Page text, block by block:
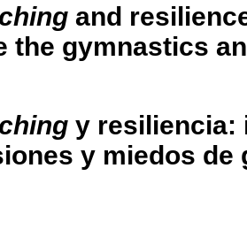
and
the gymnastics
y resiliencia:
y miedos